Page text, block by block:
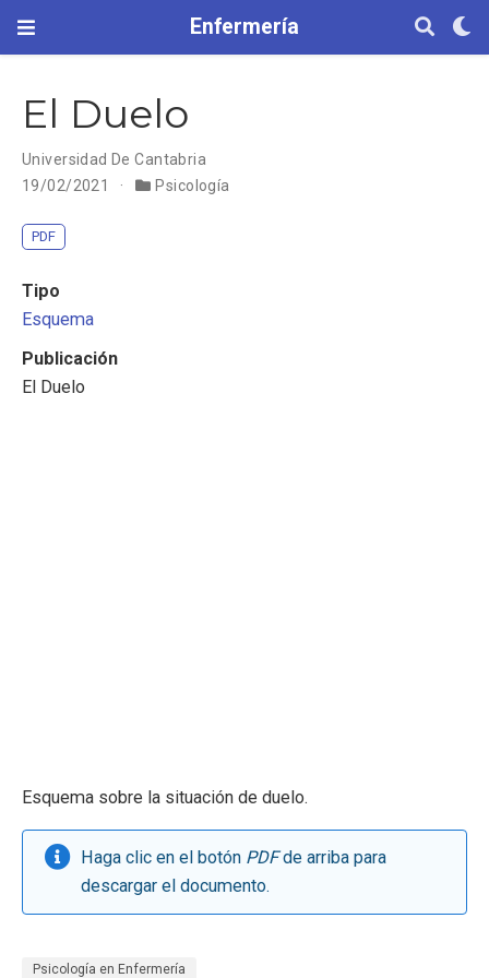
Enfermería
El Duelo
Universidad De Cantabria
19/02/2021
Psicología
PDF
Tipo
Esquema
Publicación
El Duelo
Esquema sobre la situación de duelo.
Haga clic en el botón PDFde arriba para
descargar el documento.
Psicología en Enfermería